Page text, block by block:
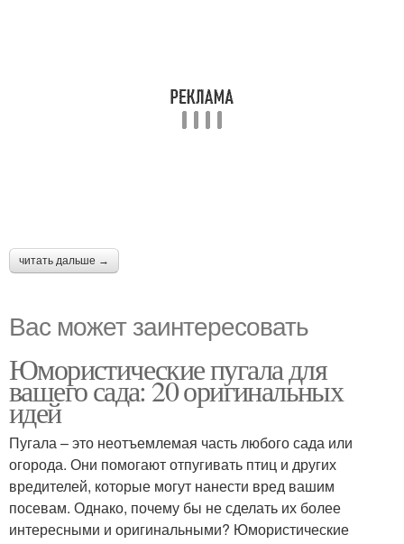
читать дальше →
Вас может заинтересовать
Юмористические пугала для
вашего сада: 20 оригинальных
идей
Пугала – это неотъемлемая часть любого сада или
огорода. Они помогают отпугивать птиц и других
вредителей, которые могут нанести вред вашим
посевам. Однако, почему бы не сделать их более
интересными и оригинальными? Юмористические